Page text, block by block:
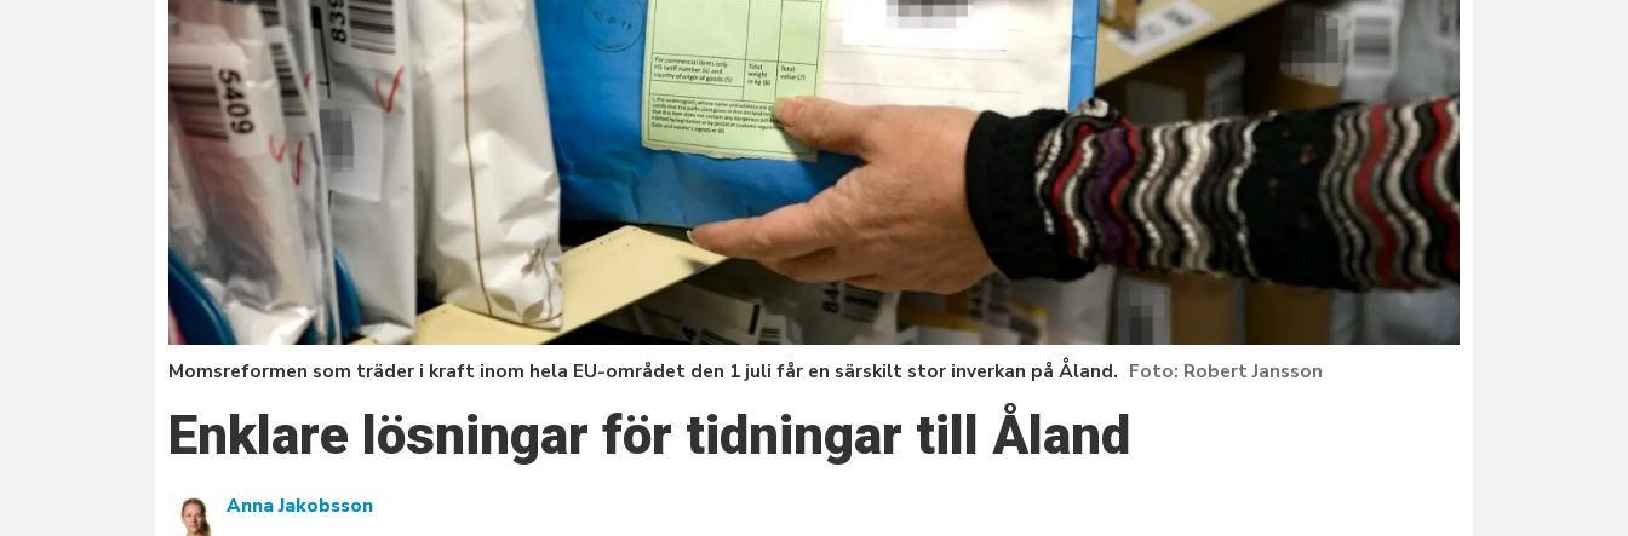
Momsreformen som träder i kraft inom hela EU-området den 1 juli får en särskilt stor inverkan på Åland. Robert Jansson
Enklare lösningar för tidningar till Åland
Anna Jakobsson